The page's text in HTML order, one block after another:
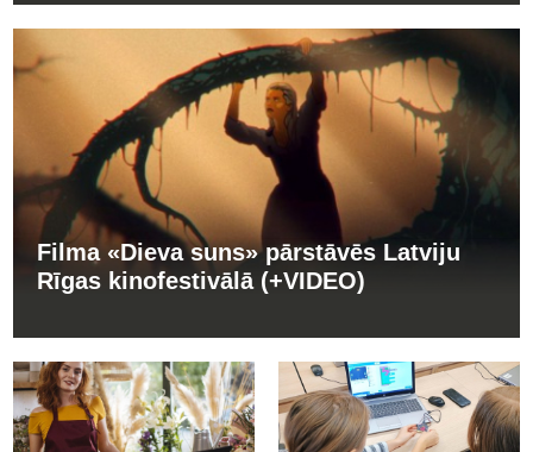
Filma «Dieva suns» pārstāvēs Latviju
Rīgas kinofestivālā (+VIDEO)